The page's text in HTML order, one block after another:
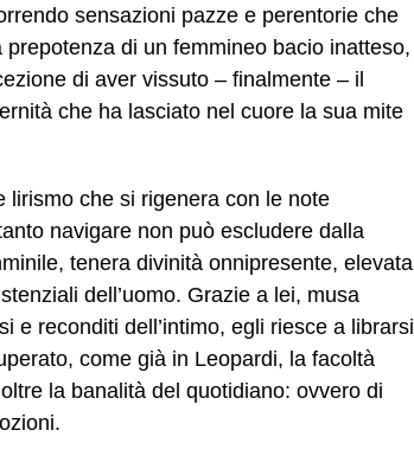
sensazioni pazze e perentorie che
di un femmineo bacio inatteso,
di aver vissuto – finalmente – il
che ha lasciato nel cuore la sua mite
lirismo che si rigenera con le note
navigare non può escludere dalla
tenera divinità onnipresente, elevata
dell’uomo. Grazie a lei, musa
e reconditi dell’intimo, egli riesce a librarsi
come già in Leopardi, la facoltà
la banalità del quotidiano: ovvero di